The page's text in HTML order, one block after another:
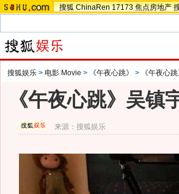
搜狐 ChinaRen 17173 焦点房地产
搜狐娱乐 > 电影 Movie > 《午夜心跳》 > 《午夜心
《午夜心跳》吴镇
来源：搜狐娱乐